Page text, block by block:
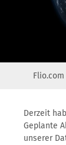
Flio.com
Derzeit
Geplante
unserer